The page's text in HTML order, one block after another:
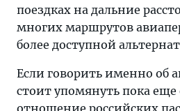
поездках на дальние
многих маршрутов
более доступной
Если говорить именно об
стоит упомянуть пока